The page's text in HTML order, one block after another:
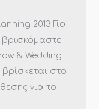
2013 Για
βρισκόμαστε
& Wedding
στο
για το